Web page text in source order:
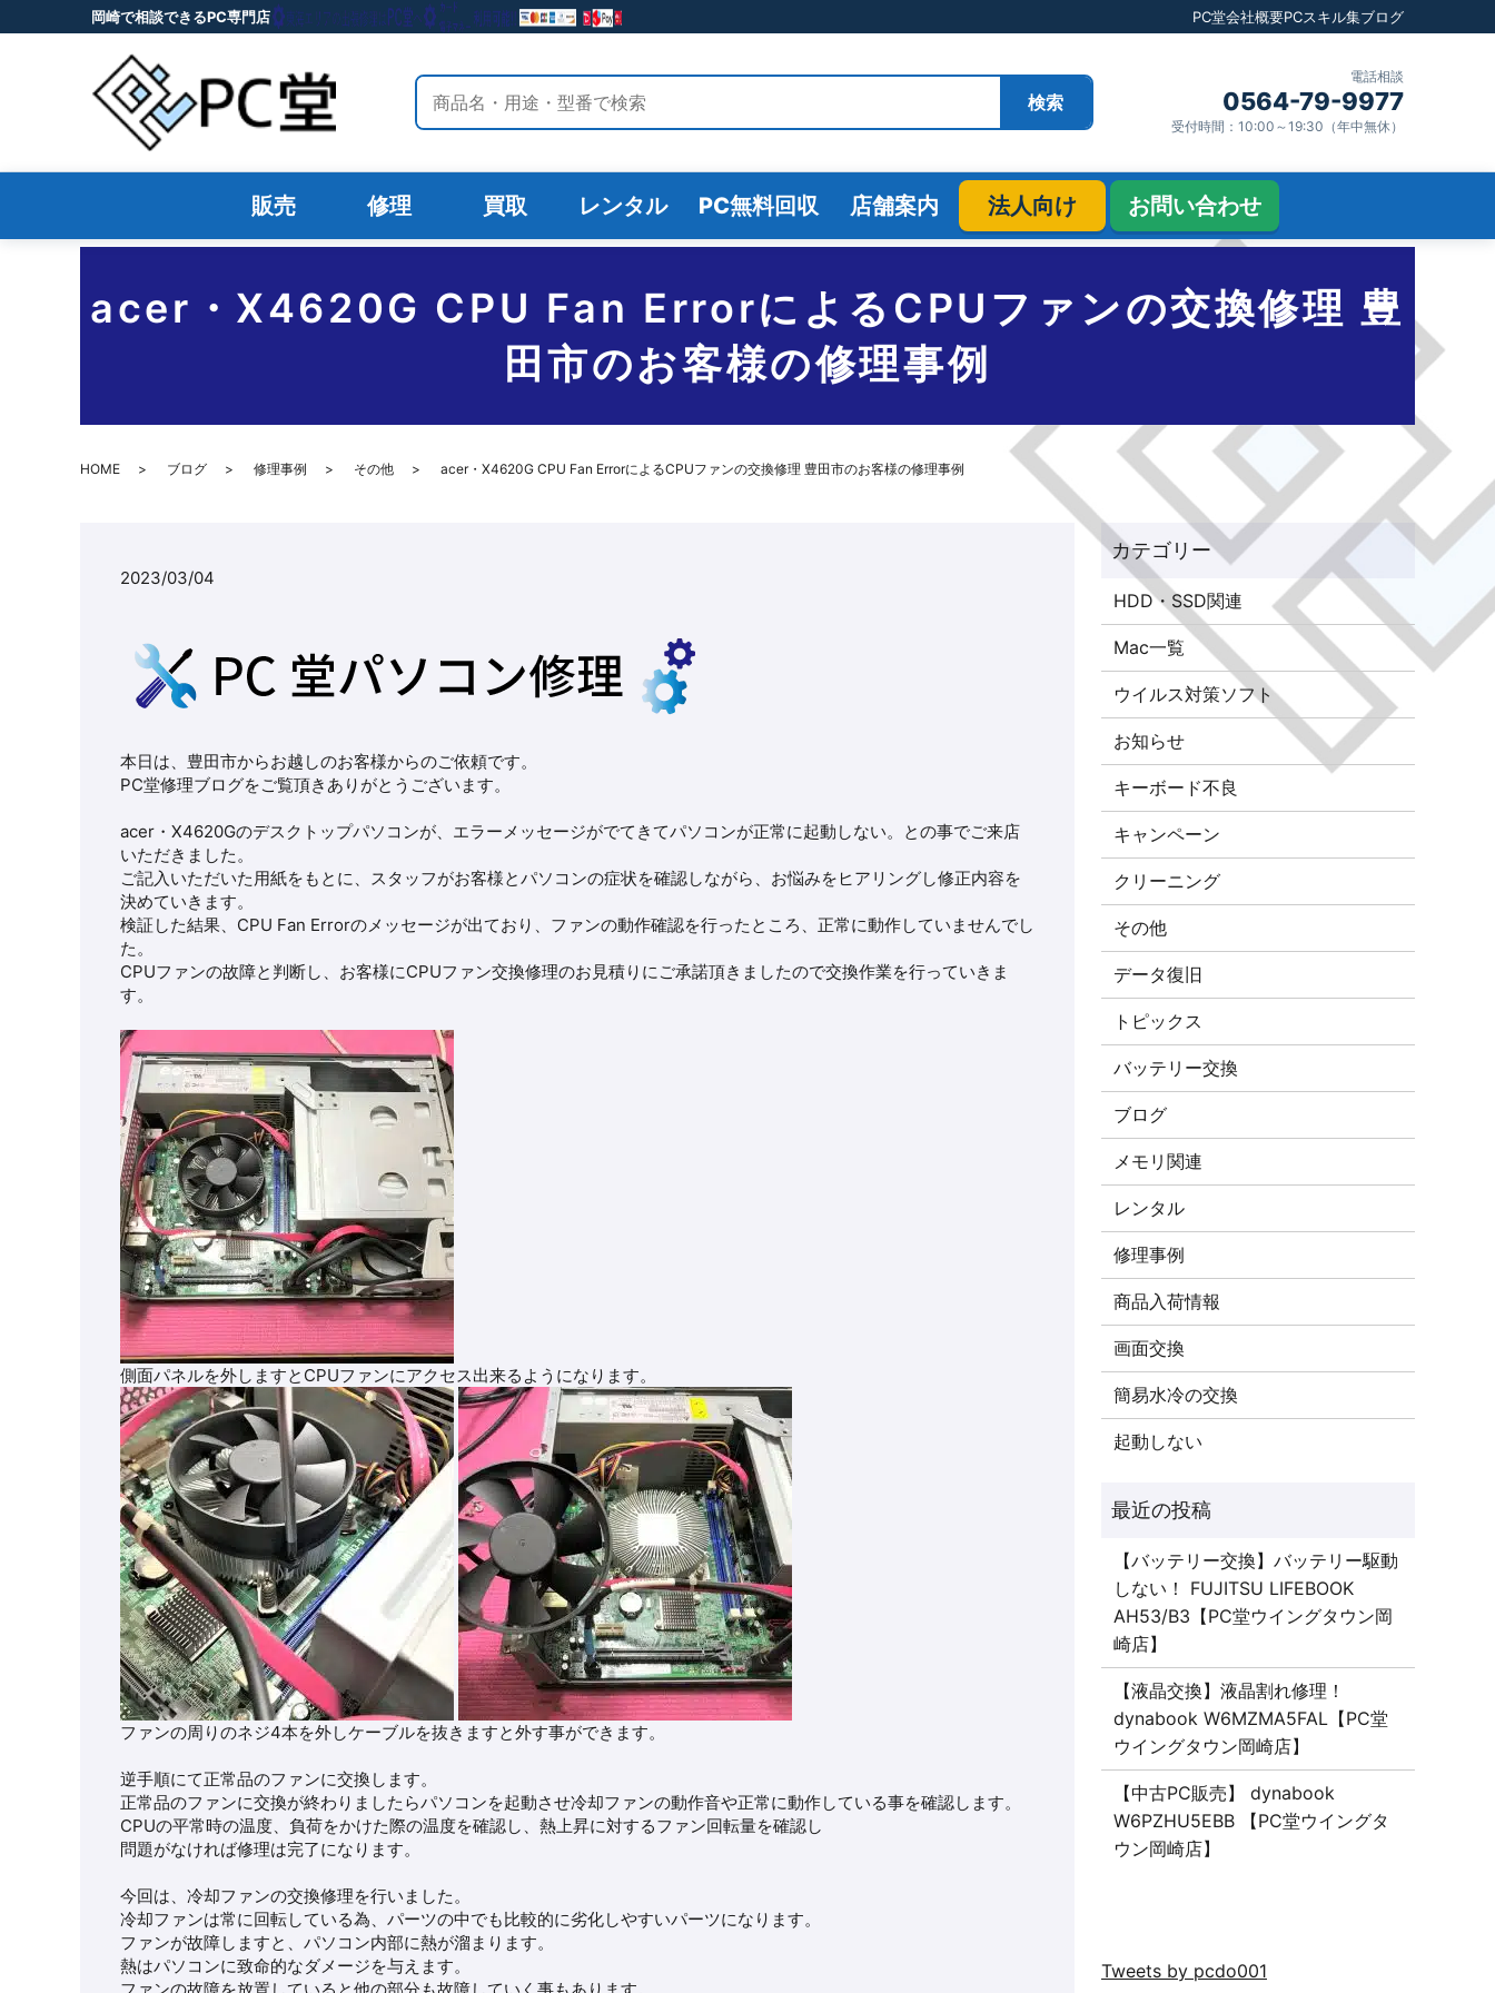
岡崎で相談できるPC専門店 PC堂会社概要PCスキル集ブログ
サイト内検索
検索
電話相談
0564-79-9977
受付時間：10:00～19:30（年中無休）
販売 修理 買取 レンタル PC無料回収 店舗案内 法人向け お問い合わせ
acer・X4620G CPU Fan ErrorによるCPUファンの交換修理 豊
田市のお客様の修理事例
HOME ブログ 修理事例 その他 acer・X4620G CPU Fan ErrorによるCPUファンの交換修理 豊田市のお客様の修理事例
2023/03/04
本日は、豊田市からお越しのお客様からのご依頼です。
PC堂修理ブログをご覧頂きありがとうございます。
acer・X4620Gのデスクトップパソコンが、エラーメッセージがでてきてパソコンが正常に起動しない。との事でご来店
いただきました。
ご記入いただいた用紙をもとに、スタッフがお客様とパソコンの症状を確認しながら、お悩みをヒアリングし修正内容を
決めていきます。
検証した結果、CPU Fan Errorのメッセージが出ており、ファンの動作確認を行ったところ、正常に動作していませんでし
た。
CPUファンの故障と判断し、お客様にCPUファン交換修理のお見積りにご承諾頂きましたので交換作業を行っていきま
す。
側面パネルを外しますとCPUファンにアクセス出来るようになります。
ファンの周りのネジ4本を外しケーブルを抜きますと外す事ができます。
逆手順にて正常品のファンに交換します。
正常品のファンに交換が終わりましたらパソコンを起動させ冷却ファンの動作音や正常に動作している事を確認します。
CPUの平常時の温度、負荷をかけた際の温度を確認し、熱上昇に対するファン回転量を確認し
問題がなければ修理は完了になります。
今回は、冷却ファンの交換修理を行いました。
冷却ファンは常に回転している為、パーツの中でも比較的に劣化しやすいパーツになります。
ファンが故障しますと、パソコン内部に熱が溜まります。
熱はパソコンに致命的なダメージを与えます。
HDD・SSD関連
Mac一覧
ウイルス対策ソフト
お知らせ
キーボード不良
キャンペーン
クリーニング
その他
データ復旧
トピックス
バッテリー交換
ブログ
メモリ関連
レンタル
修理事例
商品入荷情報
画面交換
簡易水冷の交換
起動しない
【バッテリー交換】バッテリー駆動
しない！ FUJITSU LIFEBOOK
AH53/B3【PC堂ウイングタウン岡
崎店】
【液晶交換】液晶割れ修理！
dynabook W6MZMA5FAL【PC堂
ウイングタウン岡崎店】
【中古PC販売】 dynabook
W6PZHU5EBB 【PC堂ウイングタ
ウン岡崎店】
Tweets by pcdo001